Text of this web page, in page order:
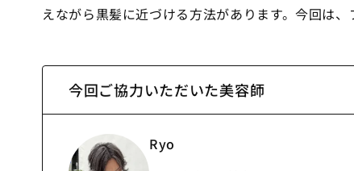
えながら黒髪に近づける方法があります。今回は
今回ご協力いただいた美容師
Ryo